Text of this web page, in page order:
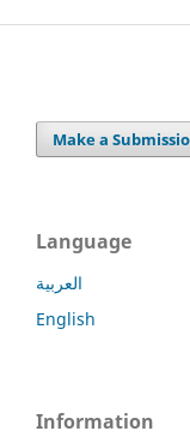
Make a
Language
العربية
English
Information